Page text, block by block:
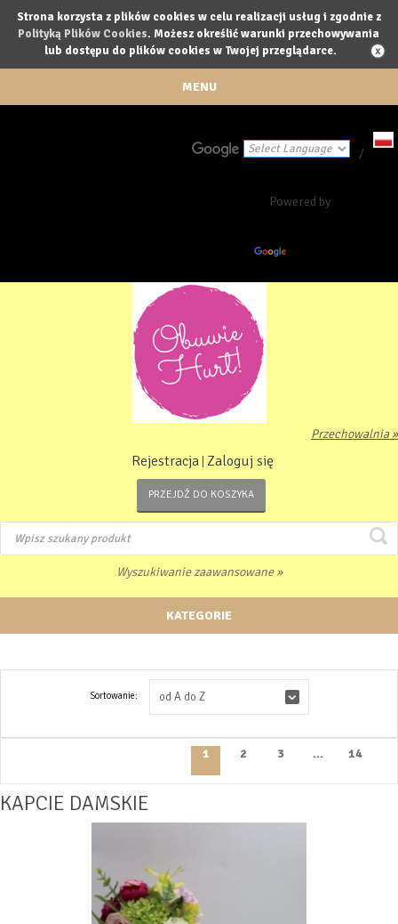
Strona korzysta z plików cookies w celu realizacji usług i zgodnie z
Polityką Plików Cookies. Możesz określić warunki przechowywania
lub dostępu do plików cookies w Twojej przeglądarce.
MENU
Powered by
/
Przechowalnia »
Rejestracja Zaloguj się
PRZEJDŹ DO KOSZYKA
Wyszukiwanie zaawansowane »
KATEGORIE
Sortowanie: od A do Z
1 2 3 ... 14
KAPCIE DAMSKIE